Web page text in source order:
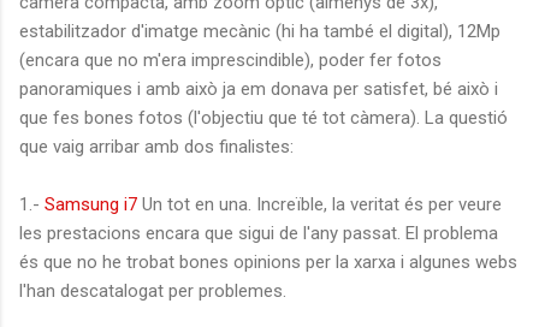
estabilitzador d'imatge mecànic (hi ha també el digital), 12Mp
(encara que no m'era imprescindible), poder fer fotos
panoramiques i amb això ja em donava per satisfet, bé això i
que fes bones fotos (l'objectiu que té tot càmera). La questió
que vaig arribar amb dos finalistes:
1.- Samsung i7 Un tot en una. Increïble, la veritat és per veure
les prestacions encara que sigui de l'any passat. El problema
és que no he trobat bones opinions per la xarxa i algunes webs
l'han descatalogat per problemes.